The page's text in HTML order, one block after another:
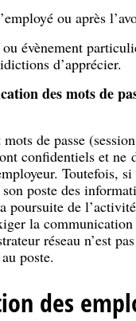
ou après
évènement
d’apprécier.
des mots de
de passe
confidentiels et ne
Toutefois,
poste des
poursuite de
la communication
réseau n’est
poste.
des